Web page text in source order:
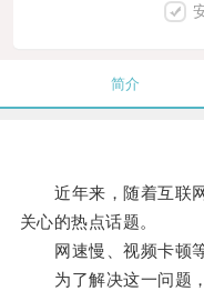
简介
近年来，随着互联网
关心的热点话题。
网速慢、视频卡顿等
为了解决这一问题